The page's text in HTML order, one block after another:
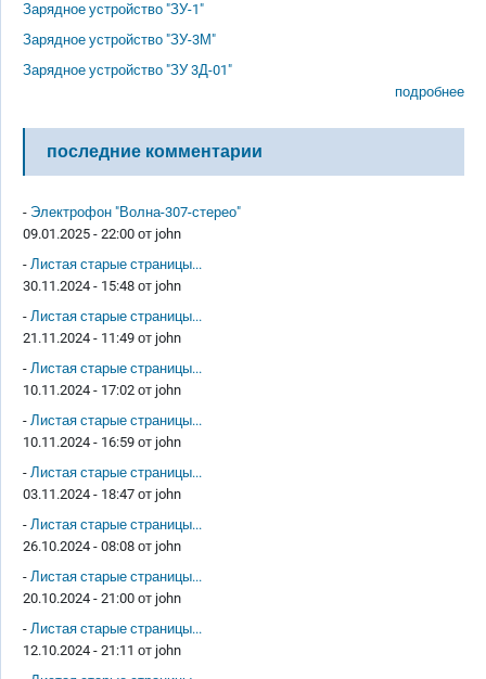
Зарядное устройство "ЗУ-1"
Зарядное устройство "ЗУ-3М"
Зарядное устройство "ЗУ 3Д-01"
подробнее
последние комментарии
- Электрофон "Волна-307-стерео"
09.01.2025 - 22:00 от john
- Листая старые страницы...
30.11.2024 - 15:48 от john
- Листая старые страницы...
21.11.2024 - 11:49 от john
- Листая старые страницы...
10.11.2024 - 17:02 от john
- Листая старые страницы...
10.11.2024 - 16:59 от john
- Листая старые страницы...
03.11.2024 - 18:47 от john
- Листая старые страницы...
26.10.2024 - 08:08 от john
- Листая старые страницы...
20.10.2024 - 21:00 от john
- Листая старые страницы...
12.10.2024 - 21:11 от john